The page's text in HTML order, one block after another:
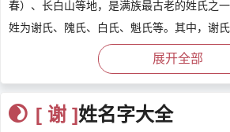
春）、长白山等地，是满族最古老的姓氏之
姓为谢氏、隗氏、白氏、魁氏等。其中，谢
专用于具有官身之萨察氏族人。
满族沙拉氏，亦称萨加拉氏，满语为Sala
则至俄罗斯滨海地区南部）等地，后多冠汉
展开全部
[ 谢 ]姓名字大全